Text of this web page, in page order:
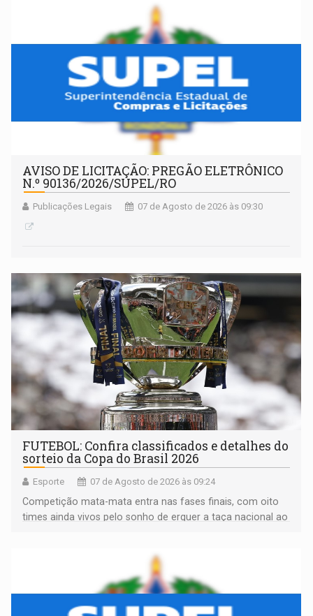
AVISO DE LICITAÇÃO: PREGÃO ELETRÔNICO
N.º 90136/2026/SUPEL/RO
Publicações Legais 07 de Agosto de 2026 às 09:30
FUTEBOL: Confira classificados e detalhes do
sorteio da Copa do Brasil 2026
Esporte 07 de Agosto de 2026 às 09:24
Competição mata-mata entra nas fases finais, com oito
times ainda vivos pelo sonho de erguer a taça nacional ao